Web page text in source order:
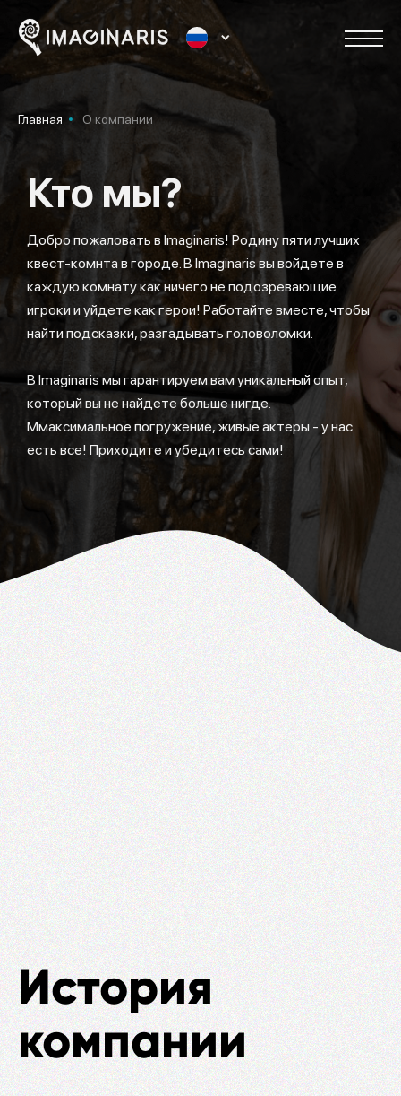
Главная О компании
Кто мы?
Добро пожаловать в Imaginaris! Родину пяти лучших
квест-комнта в городе. В Imaginaris вы войдете в
каждую комнату как ничего не подозревающие
игроки и уйдете как герои! Работайте вместе, чтобы
найти подсказки, разгадывать головоломки.
В Imaginaris мы гарантируем вам уникальный опыт,
который вы не найдете больше нигде.
Ммаксимальное погружение, живые актеры - у нас
есть все! Приходите и убедитесь сами!
История
компании